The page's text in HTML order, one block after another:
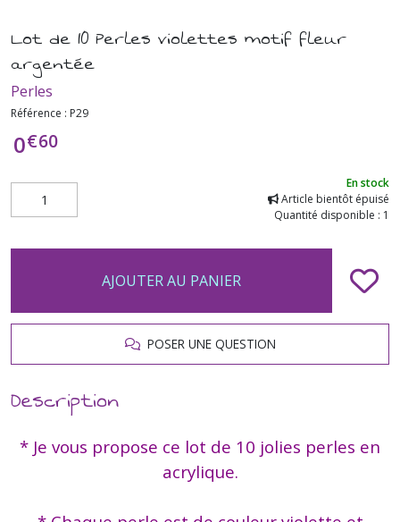
Lot de 10 Perles violettes motif fleur
argentée
Perles
Référence : P29
0€60
En stock
Article bientôt épuisé
Quantité disponible : 1
AJOUTER AU PANIER
POSER UNE QUESTION
Description
* Je vous propose ce lot de 10 jolies perles en
acrylique.